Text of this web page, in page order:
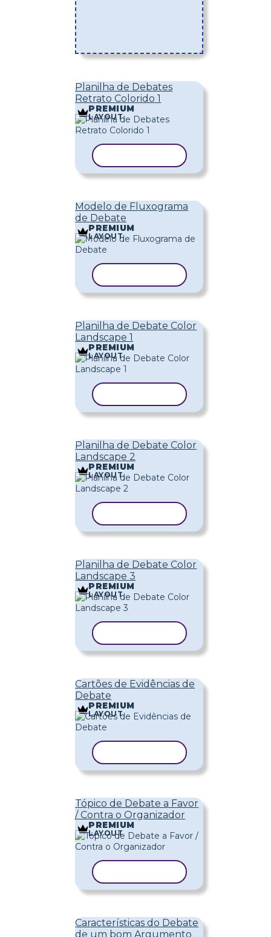
Planilha de Debates
Retrato Colorido 1
PREMIUM
LAYOUT
Modelo de Fluxograma
de Debate
PREMIUM
LAYOUT
Planilha de Debate Color
Landscape 1
PREMIUM
LAYOUT
Planilha de Debate Color
Landscape 2
PREMIUM
LAYOUT
Planilha de Debate Color
Landscape 3
PREMIUM
LAYOUT
Cartões de Evidências de
Debate
PREMIUM
LAYOUT
Tópico de Debate a Favor
/ Contra o Organizador
PREMIUM
LAYOUT
Características do Debate
de um bom Argumento